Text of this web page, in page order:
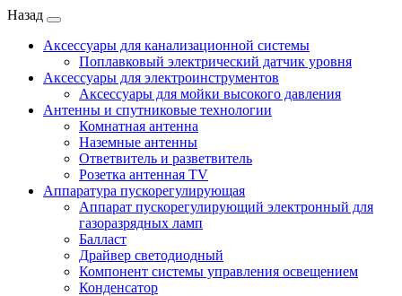
Назад
Аксессуары для канализационной системы
Поплавковый электрический датчик уровня
Аксессуары для электроинструментов
Аксессуары для мойки высокого давления
Антенны и спутниковые технологии
Комнатная антенна
Наземные антенны
Ответвитель и разветвитель
Розетка антенная TV
Аппаратура пускорегулирующая
Аппарат пускорегулирующий электронный для
газоразрядных ламп
Балласт
Драйвер светодиодный
Компонент системы управления освещением
Конденсатор